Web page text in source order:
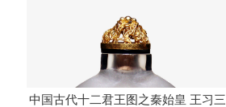
中国古代十二君王图之秦始皇 王习三